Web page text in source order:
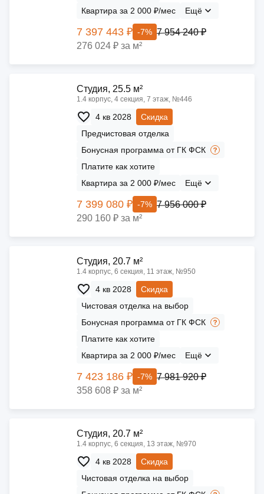
Квартира за 2 000 ₽/мес
Ещё
7 397 443 ₽ -7% 7 954 240 ₽
276 024 ₽ за м²
Cтудия, 25.5 м²
1.4 корпус, 4 секция, 7 этаж, №446
4 кв 2028
Скидка
Предчистовая отделка
Бонусная программа от ГК ФСК
Платите как хотите
Квартира за 2 000 ₽/мес
Ещё
7 399 080 ₽ -7% 7 956 000 ₽
290 160 ₽ за м²
Cтудия, 20.7 м²
1.4 корпус, 6 секция, 11 этаж, №950
4 кв 2028
Скидка
Чистовая отделка на выбор
Бонусная программа от ГК ФСК
Платите как хотите
Квартира за 2 000 ₽/мес
Ещё
7 423 186 ₽ -7% 7 981 920 ₽
358 608 ₽ за м²
Cтудия, 20.7 м²
1.4 корпус, 6 секция, 13 этаж, №970
4 кв 2028
Скидка
Чистовая отделка на выбор